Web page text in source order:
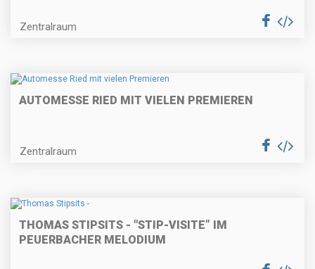
Zentralraum
AUTOMESSE RIED MIT VIELEN PREMIEREN
Zentralraum
THOMAS STIPSITS - "STIP-VISITE” IM
PEUERBACHER MELODIUM